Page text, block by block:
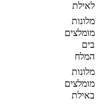
לאילת
מלונות
מומלצים
בים
המלח
מלונות
מומלצים
באילת